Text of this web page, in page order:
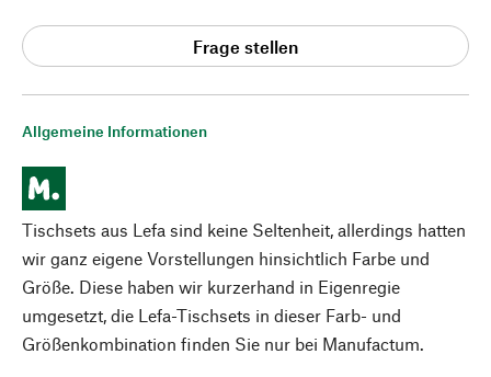
Allgemeine Informationen
Tischsets aus Lefa sind keine Seltenheit, allerdings hatten
wir ganz eigene Vorstellungen hinsichtlich Farbe und
Größe. Diese haben wir kurzerhand in Eigenregie
umgesetzt, die Lefa-Tischsets in dieser Farb- und
Größenkombination finden Sie nur bei Manufactum.
Frage stellen